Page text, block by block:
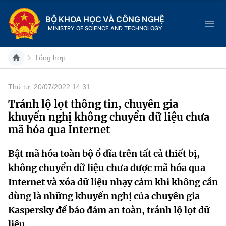
BỘ KHOA HỌC VÀ CÔNG NGHỆ
MINISTRY OF SCIENCE AND TECHNOLOGY
Danh mục
Trang chủ
Chức năng nhiệm vụ
Cơ cấu tổ chức
Lịch sử phát triển
Tin tức sự kiện
Khoa học và Công nghệ
Đổi mới sáng tạo
Dịch vụ công
Hệ thống văn bản
Tổng hợp
Thứ tư, 20/07/2022 14:31
Tránh lộ lọt thông tin, chuyên gia
khuyến nghị không chuyển dữ liệu chưa
mã hóa qua Internet
Bật mã hóa toàn bộ ổ đĩa trên tất cả thiết bị,
không chuyển dữ liệu chưa được mã hóa qua
Internet và xóa dữ liệu nhạy cảm khi không cần
dùng là những khuyến nghị của chuyên gia
Kaspersky để bảo đảm an toàn, tránh lộ lọt dữ